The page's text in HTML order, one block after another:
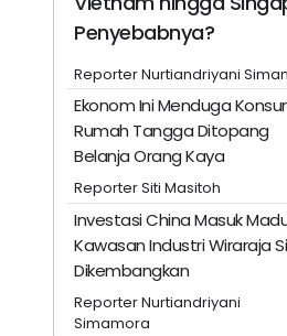
Penyebabnya?
Reporter Nurtiandriyani
Ekonom Ini Menduga
Rumah Tangga Ditopang
Belanja Orang Kaya
Reporter Siti Masitoh
Investasi China Masuk
Kawasan Industri Wiraraja
Dikembangkan
Reporter Nurtiandriyani
Simamora